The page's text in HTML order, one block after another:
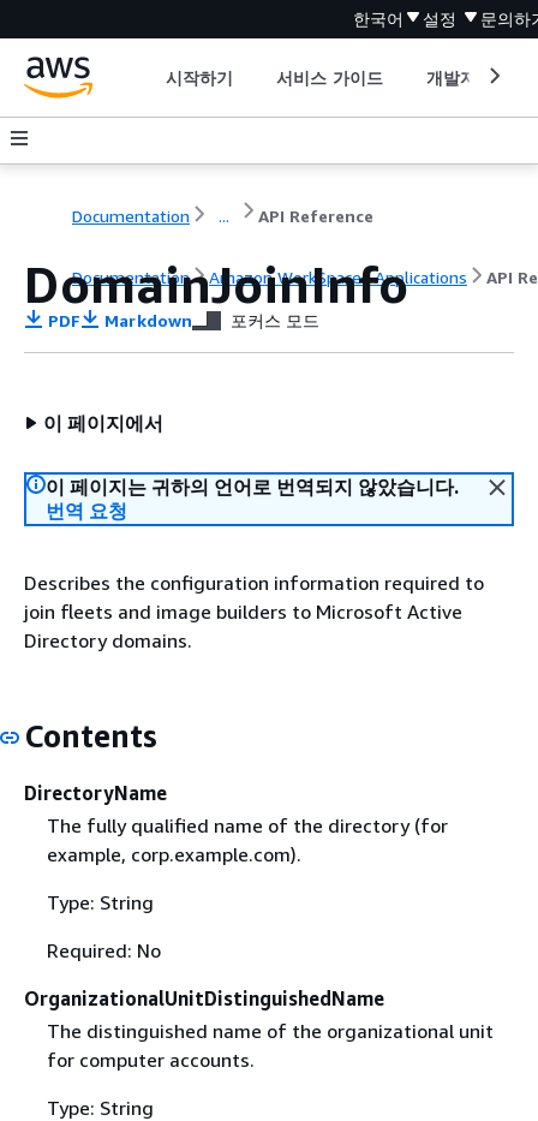
한국어 설정 문의하
시작하기 서비스 가이드 개발자 도구
Documentation ... API Reference
Documentation Amazon WorkSpaces Applications API
DomainJoinInfo
PDF Markdown 포커스 모드
이 페이지에서
이 페이지는 귀하의 언어로 번역되지 않았습니다.
번역 요청
Describes the configuration information required to
join fleets and image builders to Microsoft Active
Directory domains.
Contents
DirectoryName
The fully qualified name of the directory (for
example, corp.example.com).
Type: String
Required: No
OrganizationalUnitDistinguishedName
The distinguished name of the organizational unit
for computer accounts.
Type: String